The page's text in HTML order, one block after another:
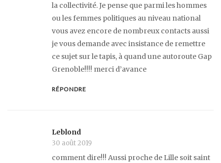
la collectivité. Je pense que parmi les hommes
ou les femmes politiques au niveau national
vous avez encore de nombreux contacts aussi
je vous demande avec insistance de remettre
ce sujet sur le tapis, à quand une autoroute Gap
Grenoble!!!! merci d’avance
RÉPONDRE
Leblond
30 août 2019
comment dire!!! Aussi proche de Lille soit saint